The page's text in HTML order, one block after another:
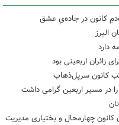
کانون در جاده‌یِ عشق
البرز
دارد
زائران اربعینی بود
کانون سرپل‌ذهاب
در مسیر اربعین گرامی داشت
چهارمحال و بختیاری مدیریت